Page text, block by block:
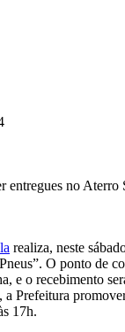
entregues no
realiza, neste
O ponto de
e o recebimento
a Prefeitura
17h.